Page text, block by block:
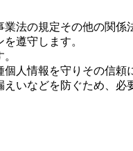
法の規定その他の関係
遵守します。
人情報を守りその信頼
いなどを防ぐため、